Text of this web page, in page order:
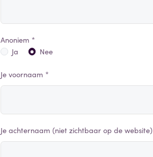
Anoniem *
Ja
Nee
Je voornaam *
Je achternaam (niet zichtbaar op de website)